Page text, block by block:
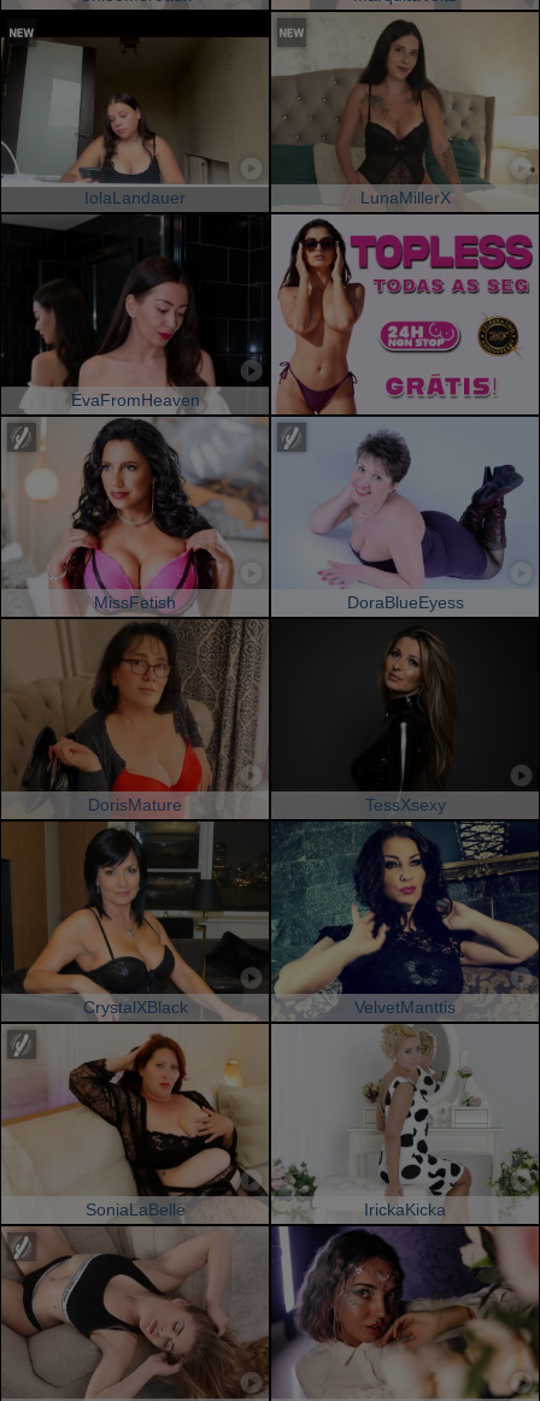
IolaLandauer LunaMillerX
EvaFromHeaven
MissFetish DoraBlueEyess
DorisMature TessXsexy
CrystalXBlack VelvetManttis
SoniaLaBelle IrickaKicka